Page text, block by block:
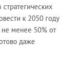
к 2050 году
менее 50% от
даже